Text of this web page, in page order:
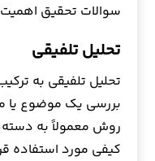
سوالات تحقیق اهمیت
تحلیل تلفیقی
تحلیل تلفیقی به
بررسی یک موضوع یا
روش معمولاً به
کیفی مورد استفاده